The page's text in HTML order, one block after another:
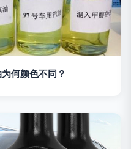
何颜色不同？